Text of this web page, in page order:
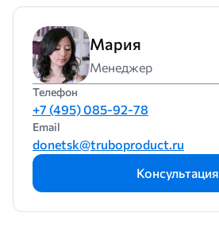
Мария
Менеджер
Телефон
+7 (495) 085-92-78
Email
donetsk@truboproduct.ru
Консультация